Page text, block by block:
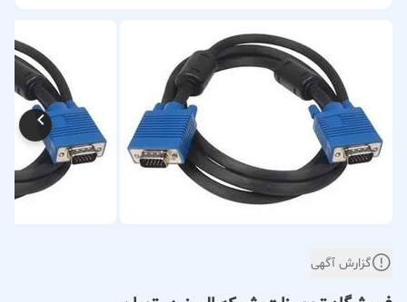
گزارش آگهی